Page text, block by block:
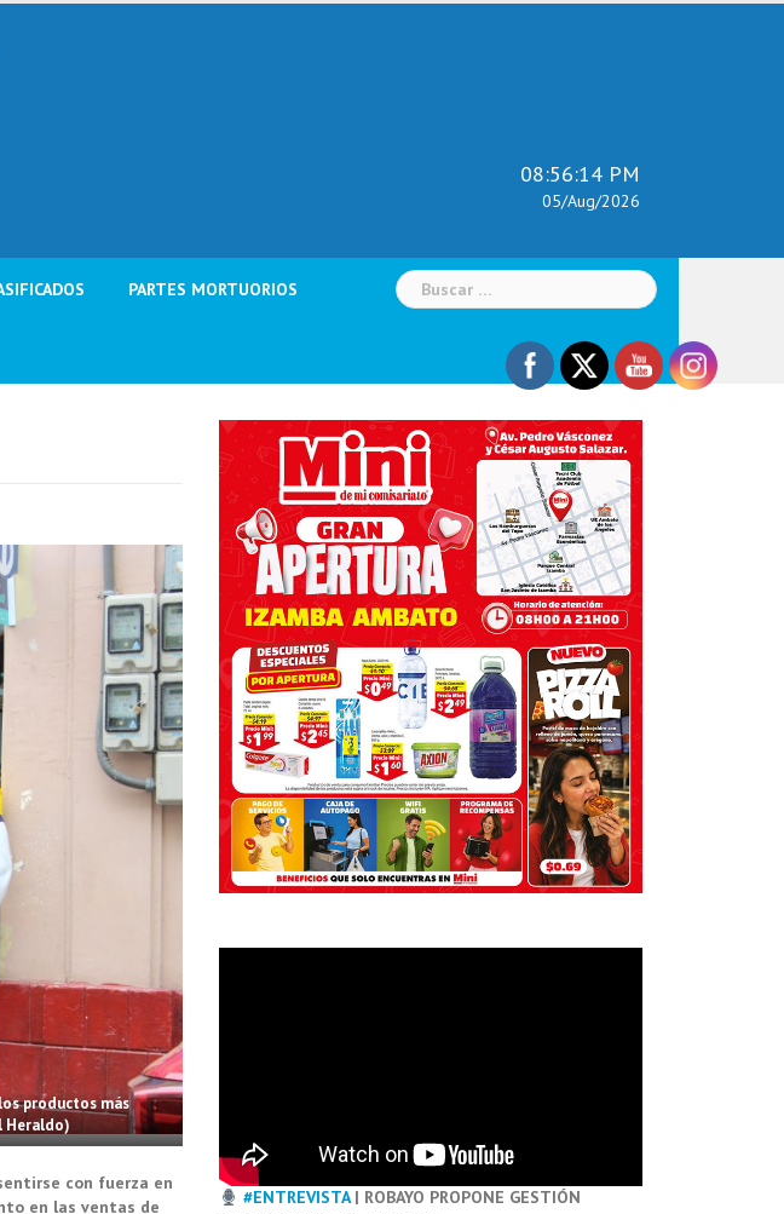
08:56:16 PM
05/Aug/2026
PARTES MORTUORIOS Buscar:
productos más
Heraldo)
con fuerza en
en las ventas de
#ENTREVISTA| ROBAYO PROPONE GESTIÓN